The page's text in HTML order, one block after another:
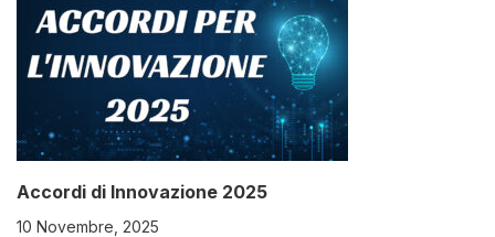
Accordi di Innovazione 2025
10 Novembre, 2025